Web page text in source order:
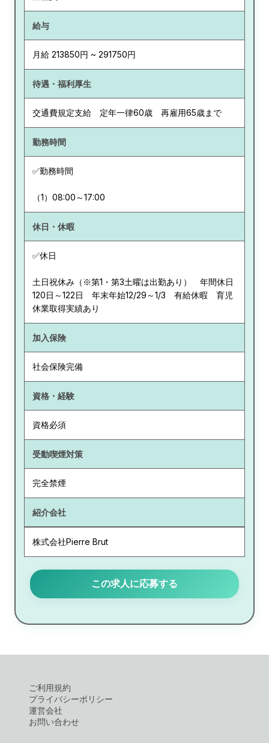
給与
月給 213850円 ~ 291750円
待遇・福利厚生
交通費規定支給 定年一律60歳 再雇用65歳まで
勤務時間
✅勤務時間
（1）08:00～17:00
休日・休暇
✅休日
土日祝休み（※第1・第3土曜は出勤あり） 年間休日
120日～122日 年末年始12/29～1/3 有給休暇 育児
休業取得実績あり
加入保険
社会保険完備
資格・経験
資格必須
受動喫煙対策
完全禁煙
紹介会社
株式会社Pierre Brut
この求人に応募する
ご利用規約
プライバシーポリシー
運営会社
お問い合わせ